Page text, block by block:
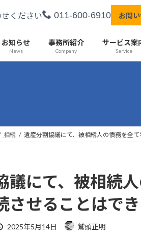
ください 011-600-6910 お問
お知らせ
News
事務所紹介
Company
サービス案
Service
相続 遺産分割協議にて、被相続人の債務を全
議にて、被相続
させることはでき
最
2025年5月14日 鷲頭正明